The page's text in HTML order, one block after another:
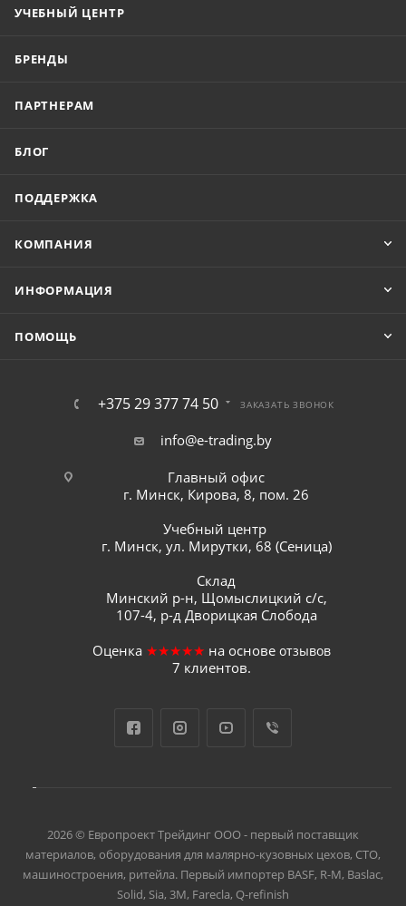
УЧЕБНЫЙ ЦЕНТР
БРЕНДЫ
ПАРТНЕРАМ
БЛОГ
ПОДДЕРЖКА
КОМПАНИЯ
ИНФОРМАЦИЯ
ПОМОЩЬ
+375 29 377 74 50 ЗАКАЗАТЬ ЗВОНОК
info@e-trading.by
Главный офис
г. Минск, Кирова, 8, пом. 26
Учебный центр
г. Минск, ул. Мирутки, 68 (Сеница)
Склад
Минский р-н, Щомыслицкий с/с,
107-4, р-д Дворицкая Слобода
Оценка ★★★★★ на основе отзывов
7 клиентов.
2026 © Европроект Tрейдинг ООО - первый поставщик
материалов, оборудования для малярно-кузовных цехов, СТО,
машиностроения, ритейла. Первый импортер BASF, R-M, Baslac,
Solid, Sia, 3M, Farecla, Q-refinish